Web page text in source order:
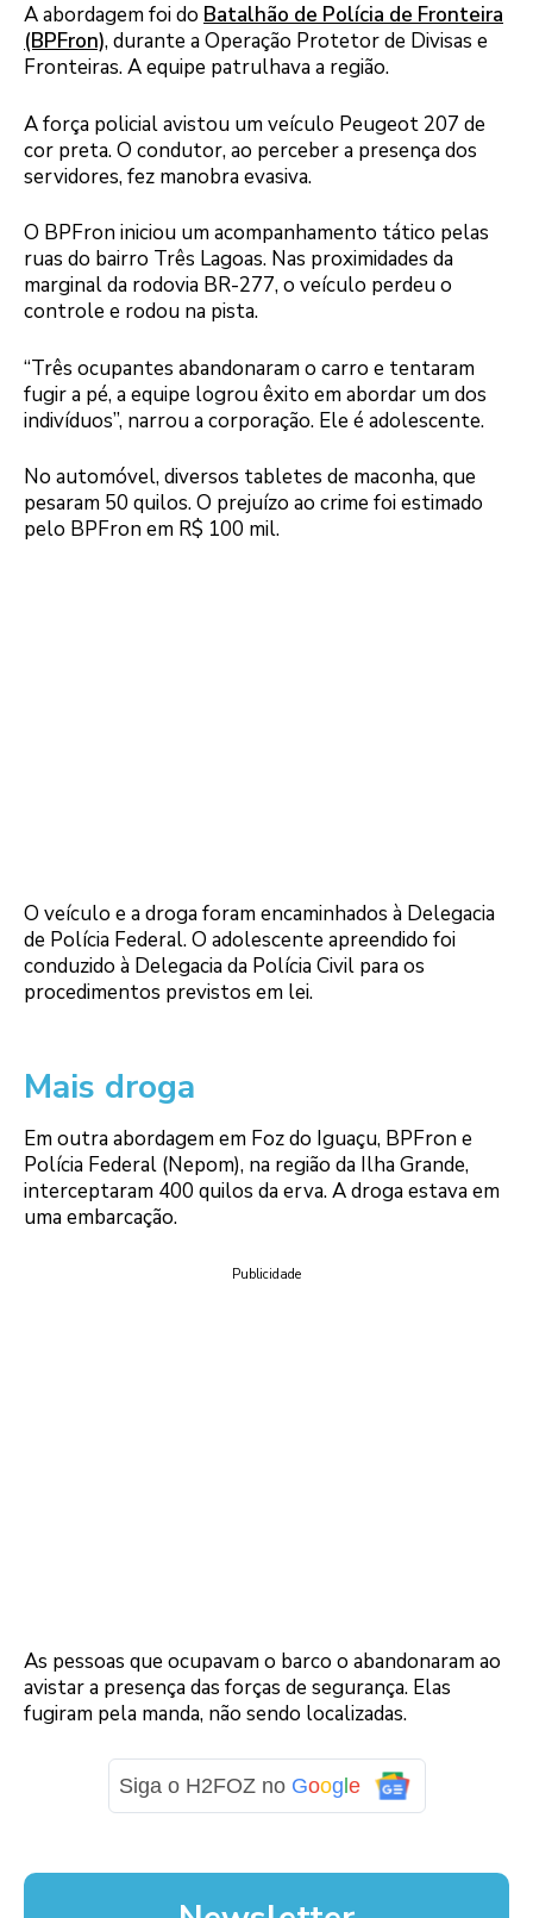
A abordagem foi do Batalhão de Polícia de Fronteira
(BPFron), durante a Operação Protetor de Divisas e
Fronteiras. A equipe patrulhava a região.
A força policial avistou um veículo Peugeot 207 de
cor preta. O condutor, ao perceber a presença dos
servidores, fez manobra evasiva.
O BPFron iniciou um acompanhamento tático pelas
ruas do bairro Três Lagoas. Nas proximidades da
marginal da rodovia BR-277, o veículo perdeu o
controle e rodou na pista.
“Três ocupantes abandonaram o carro e tentaram
fugir a pé, a equipe logrou êxito em abordar um dos
indivíduos”, narrou a corporação. Ele é adolescente.
No automóvel, diversos tabletes de maconha, que
pesaram 50 quilos. O prejuízo ao crime foi estimado
pelo BPFron em R$ 100 mil.
O veículo e a droga foram encaminhados à Delegacia
de Polícia Federal. O adolescente apreendido foi
conduzido à Delegacia da Polícia Civil para os
procedimentos previstos em lei.
Mais droga
Em outra abordagem em Foz do Iguaçu, BPFron e
Polícia Federal (Nepom), na região da Ilha Grande,
interceptaram 400 quilos da erva. A droga estava em
uma embarcação.
Publicidade
As pessoas que ocupavam o barco o abandonaram ao
avistar a presença das forças de segurança. Elas
fugiram pela manda, não sendo localizadas.
Siga o H2FOZ no Google